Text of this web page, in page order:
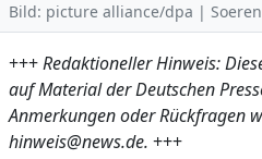
Bild: picture alliance/dpa |
+++Redaktioneller Hinweis:
auf Material der Deutschen
Anmerkungen oder Rückfragen
hinweis@news.de. +++